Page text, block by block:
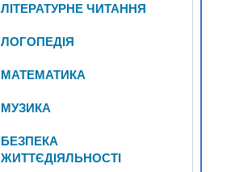
ЛІТЕРАТУРНЕ ЧИТАННЯ
ЛОГОПЕДІЯ
МАТЕМАТИКА
МУЗИКА
БЕЗПЕКА
ЖИТТЄДІЯЛЬНОСТІ